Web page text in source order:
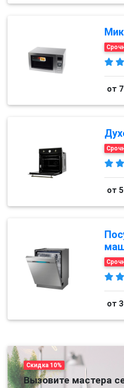
от
от
от
Скидка 10%
Вызовите мастера